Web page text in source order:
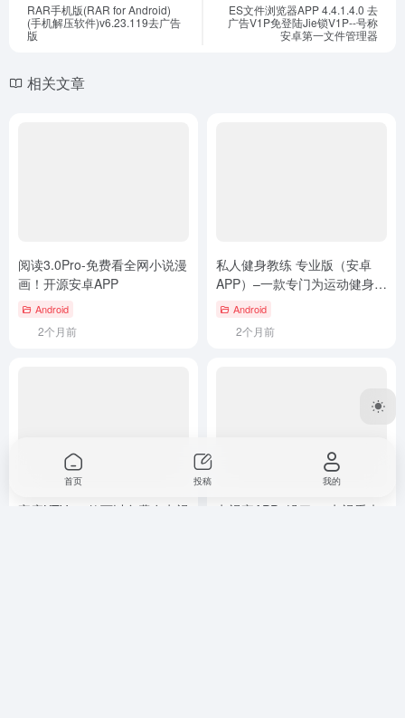
RAR手机版(RAR for Android)
(手机解压软件)v6.23.119去广告
版
ES文件浏览器APP 4.4.1.4.0 去
广告V1P免登陆Jie锁V1P--号称
安卓第一文件管理器
相关文章
阅读3.0Pro-免费看全网小说漫
画！开源安卓APP
Android
2个月前
私人健身教练 专业版（安卓
APP）–一款专门为运动健身而
生app
Android
2个月前
家庭KTV–一款可以免费在电视
电视家APP “没了”！电视看来
首页 投稿 我的